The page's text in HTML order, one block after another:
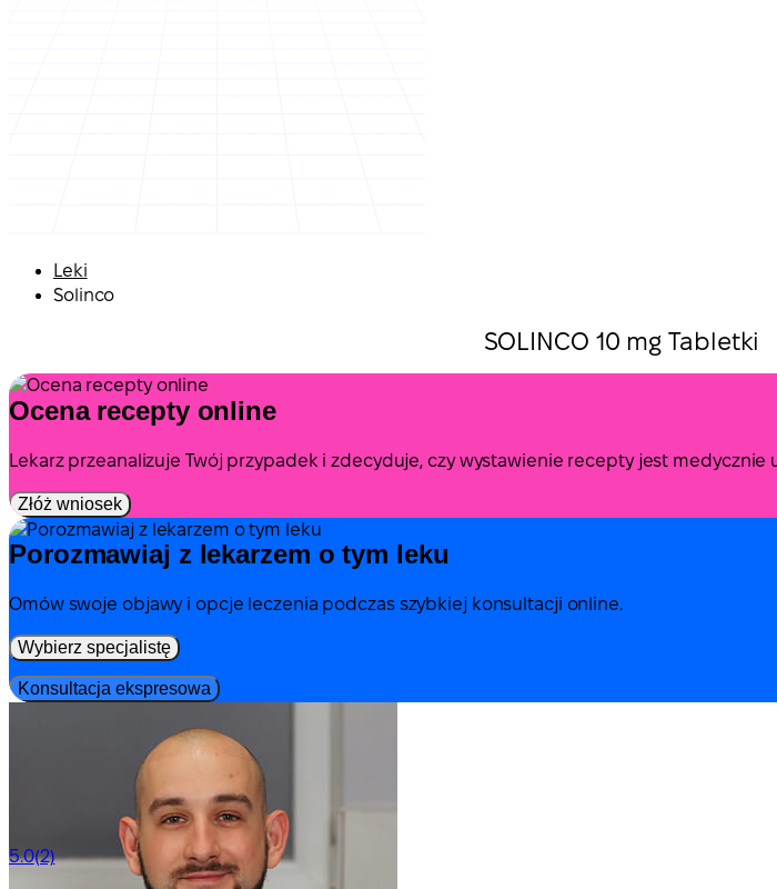
Leki
Solinco
SOLINCO 10 mg Tabletki
Ocena recepty online
Lekarz przeanalizuje Twój przypadek i zdecyduje, czy wystawienie recepty jest medycznie
Złóż wniosek
Porozmawiaj z lekarzem o tym leku
Omów swoje objawy i opcje leczenia podczas szybkiej konsultacji online.
Wybierz specjalistę
Konsultacja ekspresowa
5.0(2)